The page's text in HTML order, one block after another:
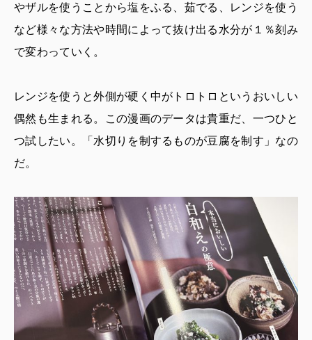
やザルを使うことから塩をふる、茹でる、レンジを使う
など様々な方法や時間によって抜け出る水分が１％刻み
で変わっていく。
レンジを使うと外側が硬く中がトロトロというおいしい
偶然も生まれる。この漫画のデータは貴重だ、一つひと
つ試したい。「水切りを制するものが豆腐を制す」なの
だ。